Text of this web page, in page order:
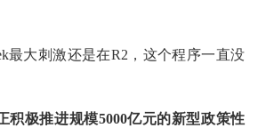
最大刺激还是在R2，这个程序一直没
积极推进规模5000亿元的新型政策性